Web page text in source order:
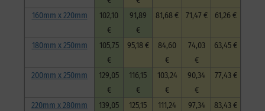
160mm x 220mm
102,10
€
91,89
€
81,68 € 71,47 € 61,26 €
180mm x 250mm
105,75
€
95,18 €
84,60
€
74,03
€
63,45 €
200mm x 250mm
129,05
€
116,15
€
103,24
€
90,34
€
77,43 €
220mm x 280mm
139,05
125,15
111,24
97,34
83,43 €